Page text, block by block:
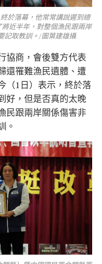
於落幕，他常常講說遲到總
近半年，對整個漁民跟兩岸
記取教訓。/圖葉建雄攝
協商，會後雙方代表
還罹難漁民遺體、遭
（1日）表示，終於落
好，但是否真的太晚
民跟兩岸關係傷害非
。